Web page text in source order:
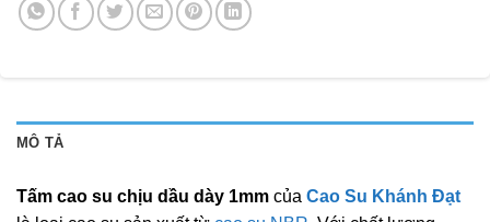
MÔ TẢ
Tấm cao su chịu dầu dày 1mm của Cao Su Khánh Đạt